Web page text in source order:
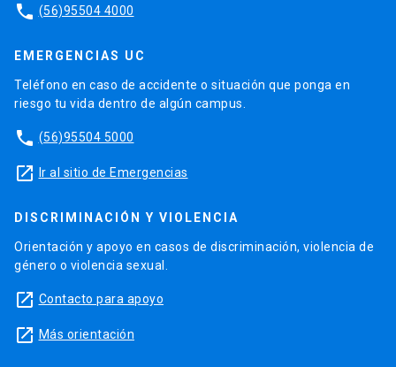
phone (56)95504 4000
EMERGENCIAS UC
Teléfono en caso de accidente o situación que ponga en
riesgo tu vida dentro de algún campus.
phone (56)95504 5000
launch Ir al sitio de Emergencias
DISCRIMINACIÓN Y VIOLENCIA
Orientación y apoyo en casos de discriminación, violencia de
género o violencia sexual.
launch Contacto para apoyo
launch Más orientación